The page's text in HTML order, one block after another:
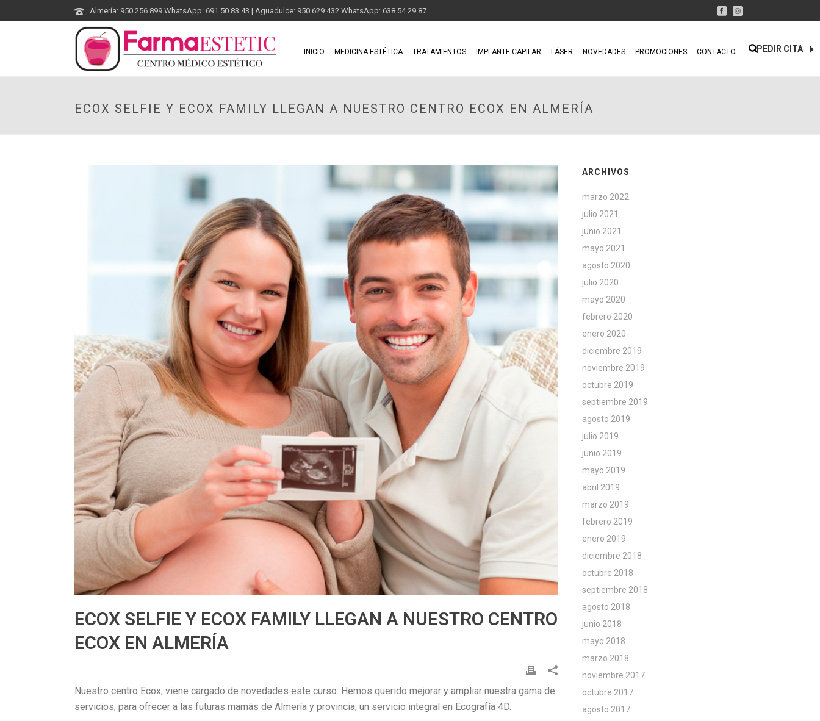
Almería: 950 256 899 WhatsApp: 691 50 83 43 | Aguadulce: 950 629 432 WhatsApp: 638 54 29 87
INICIO MEDICINA ESTÉTICA TRATAMIENTOS IMPLANTE CAPILAR LÁSER NOVEDADES PROMOCIONES CONTACTO PEDIR CITA
ECOX SELFIE Y ECOX FAMILY LLEGAN A NUESTRO CENTRO ECOX EN ALMERÍA
ECOX SELFIE Y ECOX FAMILY LLEGAN A NUESTRO CENTRO
ECOX EN ALMERÍA
Nuestro centro Ecox, viene cargado de novedades este curso. Hemos querido mejorar y ampliar nuestra gama de
servicios, para ofrecer a las futuras mamás de Almería y provincia, un servicio integral en Ecografía 4D.
ARCHIVOS
marzo 2022
julio 2021
junio 2021
mayo 2021
agosto 2020
julio 2020
mayo 2020
febrero 2020
enero 2020
diciembre 2019
noviembre 2019
octubre 2019
septiembre 2019
agosto 2019
julio 2019
junio 2019
mayo 2019
abril 2019
marzo 2019
febrero 2019
enero 2019
diciembre 2018
octubre 2018
septiembre 2018
agosto 2018
junio 2018
mayo 2018
marzo 2018
noviembre 2017
octubre 2017
agosto 2017